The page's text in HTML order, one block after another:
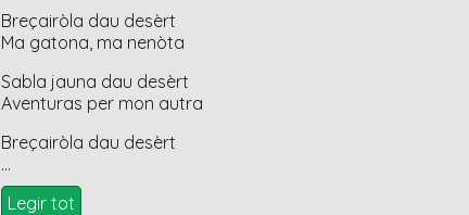
Breçairòla dau desèrt
Ma gatona, ma nenòta
Sabla jauna dau desèrt
Aventuras per mon autra
Breçairòla dau desèrt
…
Legir tot